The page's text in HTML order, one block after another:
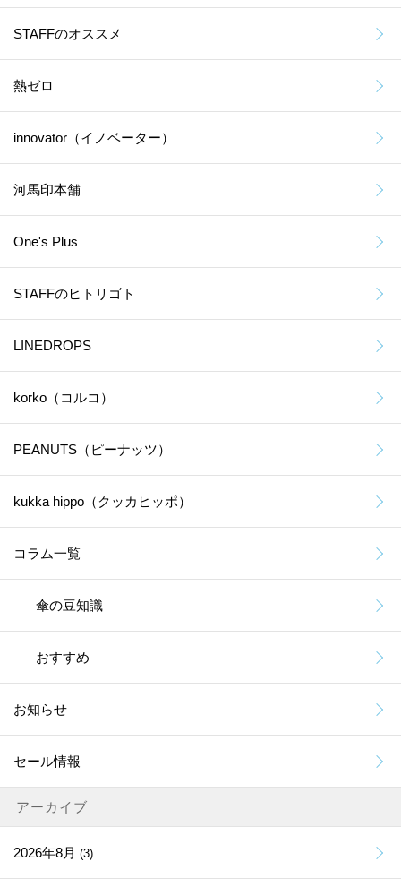
STAFFのオススメ
熱ゼロ
innovator（イノベーター）
河馬印本舗
One's Plus
STAFFのヒトリゴト
LINEDROPS
korko（コルコ）
PEANUTS（ピーナッツ）
kukka hippo（クッカヒッポ）
コラム一覧
傘の豆知識
おすすめ
お知らせ
セール情報
アーカイブ
2026年8月 (3)